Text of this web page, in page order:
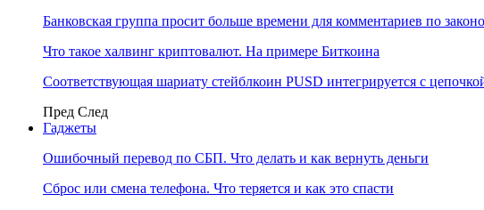
Банковская группа просит больше времени для комментариев по
Что такое халвинг криптовалют. На примере Биткоина
Соответствующая шариату стейблкоин PUSD интегрируется с
Пред След
Гаджеты
Ошибочный перевод по СБП. Что делать и как вернуть деньги
Сброс или смена телефона. Что теряется и как это спасти